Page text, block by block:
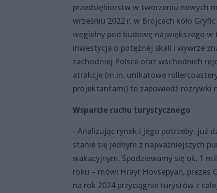
przedsiębiorstw w tworzeniu nowych
wrześniu 2022 r. w Brojcach koło
węgielny pod budowę największego w
inwestycja o potężnej skali i wywrze
zachodniej Polsce oraz wschodnich
atrakcje (m.in. unikatowe
projektantami) to zapowiedź rozrywki
Wsparcie ruchu turystycznego
- Analizując rynek i jego potrzeby, już
stanie się jednym z najważniejszych
wakacyjnym. Spodziewamy się ok. 1
roku – mówi Hrayr Hovsepyan, prezes
na rok 2024 przyciągnie turystów z